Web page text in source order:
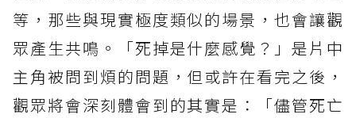
等，那些與現實極度類似的場景，也會讓觀
眾產生共鳴。「死掉是什麼感覺？」是片中
主角被問到煩的問題，但或許在看完之後，
觀眾將會深刻體會到的其實是：「儘管死亡